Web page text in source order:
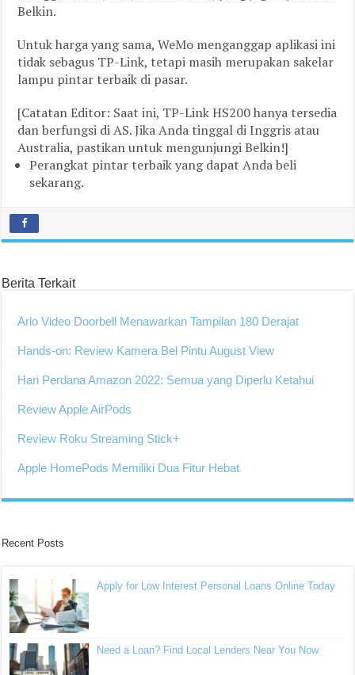
Belkin.
Untuk harga yang sama, WeMo menganggap aplikasi ini
tidak sebagus TP-Link, tetapi masih merupakan sakelar
lampu pintar terbaik di pasar.
[Catatan Editor: Saat ini, TP-Link HS200 hanya tersedia
dan berfungsi di AS. Jika Anda tinggal di Inggris atau
Australia, pastikan untuk mengunjungi Belkin!]
Perangkat pintar terbaik yang dapat Anda beli
sekarang.
Berita Terkait
Arlo Video Doorbell Menawarkan Tampilan 180 Derajat
Hands-on: Review Kamera Bel Pintu August View
Hari Perdana Amazon 2022: Semua yang Diperlu Ketahui
Review Apple AirPods
Review Roku Streaming Stick+
Apple HomePods Memiliki Dua Fitur Hebat
Recent Posts
Apply for Low Interest Personal Loans Online Today
Need a Loan? Find Local Lenders Near You Now